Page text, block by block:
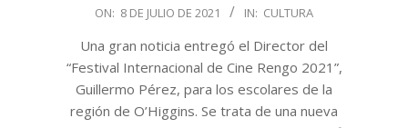
ON: 8 DE JULIO DE 2021 IN: CULTURA
Una gran noticia entregó el Director del
“Festival Internacional de Cine Rengo 2021”,
Guillermo Pérez, para los escolares de la
región de O’Higgins. Se trata de una nueva